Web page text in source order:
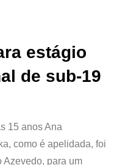
estágio
de sub-19
15 anos Ana
como é apelidada, foi
Azevedo, para um